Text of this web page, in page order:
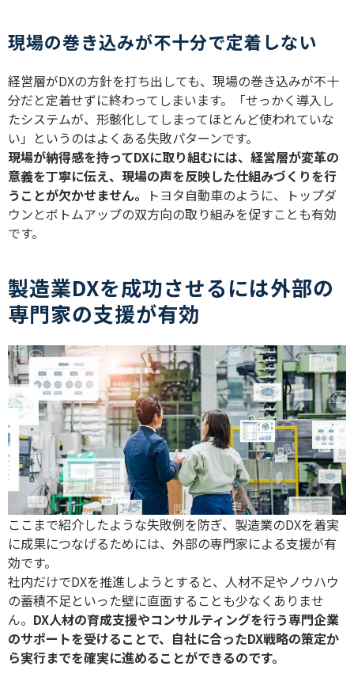
現場の巻き込みが不十分で定着しない
経営層がDXの方針を打ち出しても、現場の巻き込みが不十
分だと定着せずに終わってしまいます。「せっかく導入し
たシステムが、形骸化してしまってほとんど使われていな
い」というのはよくある失敗パターンです。
現場が納得感を持ってDXに取り組むには、経営層が変革の
意義を丁寧に伝え、現場の声を反映した仕組みづくりを行
うことが欠かせません。
トヨタ自動車のように、トップダ
ウンとボトムアップの双方向の取り組みを促すことも有効
です。
製造業DXを成功させるには外部の
専門家の支援が有効
ここまで紹介したような失敗例を防ぎ、製造業のDXを着実
に成果につなげるためには、外部の専門家による支援が有
効です。
社内だけでDXを推進しようとすると、人材不足やノウハウ
の蓄積不足といった壁に直面することも少なくありませ
ん。 DX人材の育成支援やコンサルティングを行う専門企業
のサポートを受けることで、自社に合ったDX戦略の策定か
ら実行までを確実に進めることができるのです。